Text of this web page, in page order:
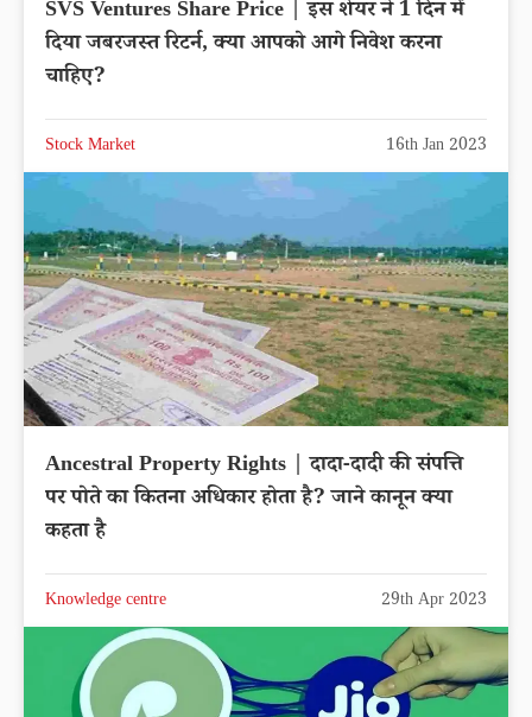
SVS Ventures Share Price | इस शेयर ने 1 दिन में
दिया जबरजस्त रिटर्न, क्या आपको आगे निवेश करना
चाहिए?
Stock Market 16th Jan 2023
Ancestral Property Rights | दादा-दादी की संपत्ति
पर पोते का कितना अधिकार होता है? जाने कानून क्या
कहता है
Knowledge centre 29th Apr 2023